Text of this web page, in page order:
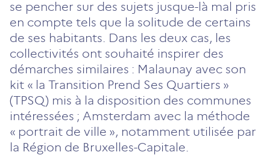
se pencher sur des sujets jusque-là mal pris
en compte tels que la solitude de certains
de ses habitants. Dans les deux cas, les
collectivités ont souhaité inspirer des
démarches similaires : Malaunay avec son
kit « la Transition Prend Ses Quartiers »
(TPSQ) mis à la disposition des communes
intéressées ; Amsterdam avec la méthode
« portrait de ville », notamment utilisée par
la Région de Bruxelles-Capitale.